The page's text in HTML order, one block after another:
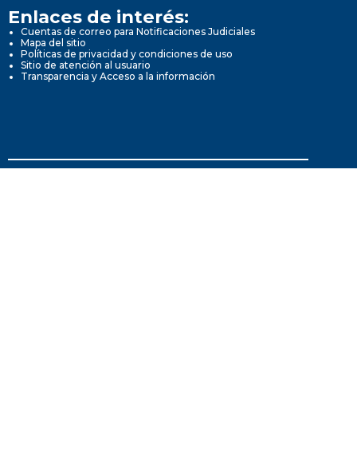
Enlaces de interés:
Cuentas de correo para Notificaciones Judiciales
Mapa del sitio
Políticas de privacidad y condiciones de uso
Sitio de atención al usuario
Transparencia y Acceso a la información